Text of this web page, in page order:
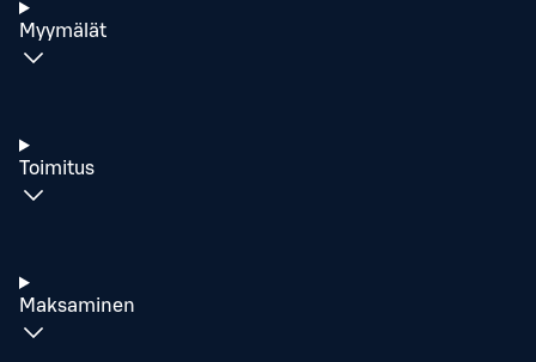
Myymälät
Toimitus
Maksaminen